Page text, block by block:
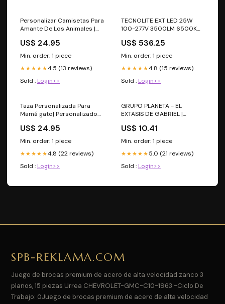
Personalizar Camisetas Para
Amante De Los Animales |
Amantes De Perros Y Gatos
| Nunca Duermas Solo Size:L
US$ 24.95
Min. order: 1 piece
★★★★★4.5 (13 reviews)
Sold : Login>>
TECNOLITE EXT LED 25W
100-277V 3500LM 6500K
US$ 536.25
Min. order: 1 piece
★★★★★4.8 (15 reviews)
Sold : Login>>
Taza Personalizada Para
Mamá gato| Personalizado
De Los Gatos | Mamá Gato
canvas
US$ 24.95
Min. order: 1 piece
★★★★★4.8 (22 reviews)
Sold : Login>>
GRUPO PLANETA - EL
EXTASIS DE GABRIEL |
US$ 10.41
Min. order: 1 piece
★★★★★ 5.0 (21 reviews)
Sold : Login>>
SPB-REKLAMA.COM
Juego de brocas premium de acero de alta velocidad zanco 3
planos, 15 piezas Urrea CHEVROLET-GMC-C10-1963 -Ciclo De
Trabajo: 0Juego de brocas premium de acero de alta velocidad